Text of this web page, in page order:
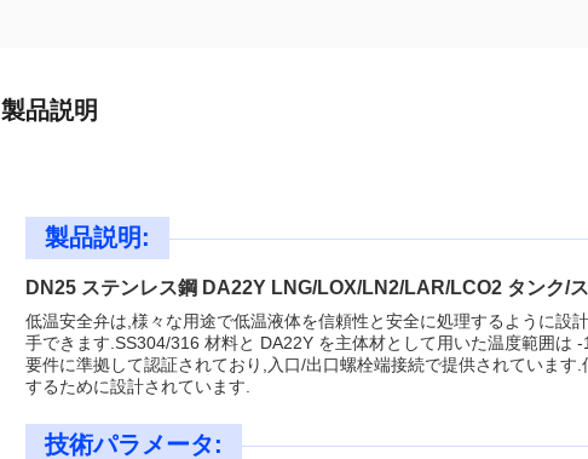
製品説明
製品説明:
DN25 ステンレス鋼 DA22Y LNG/LOX/LN2/LAR/LCO2 タンク/
低温安全弁は,様々な用途で低温液体を信頼性と安全に処理するように設
手できます.SS304/316 材料と DA22Y を主体材として用いた温度範囲は
要件に準拠して認証されており,入口/出口螺栓端接続で提供されていま
するために設計されています.
技術パラメータ: